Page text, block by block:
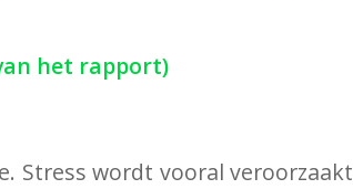
het rapport)
Stress wordt vooral veroorzaakt